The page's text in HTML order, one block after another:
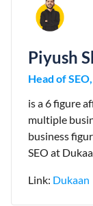
Piyush
Head of
is a 6 figure
multiple
business
SEO at
Link: Dukaan